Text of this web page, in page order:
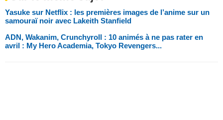
Yasuke sur Netflix : les premières images de l’anime sur un
samouraï noir avec Lakeith Stanfield
ADN, Wakanim, Crunchyroll : 10 animés à ne pas rater en
avril : My Hero Academia, Tokyo Revengers...